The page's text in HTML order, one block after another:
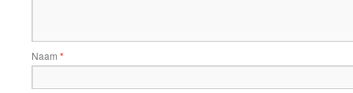
Naam *